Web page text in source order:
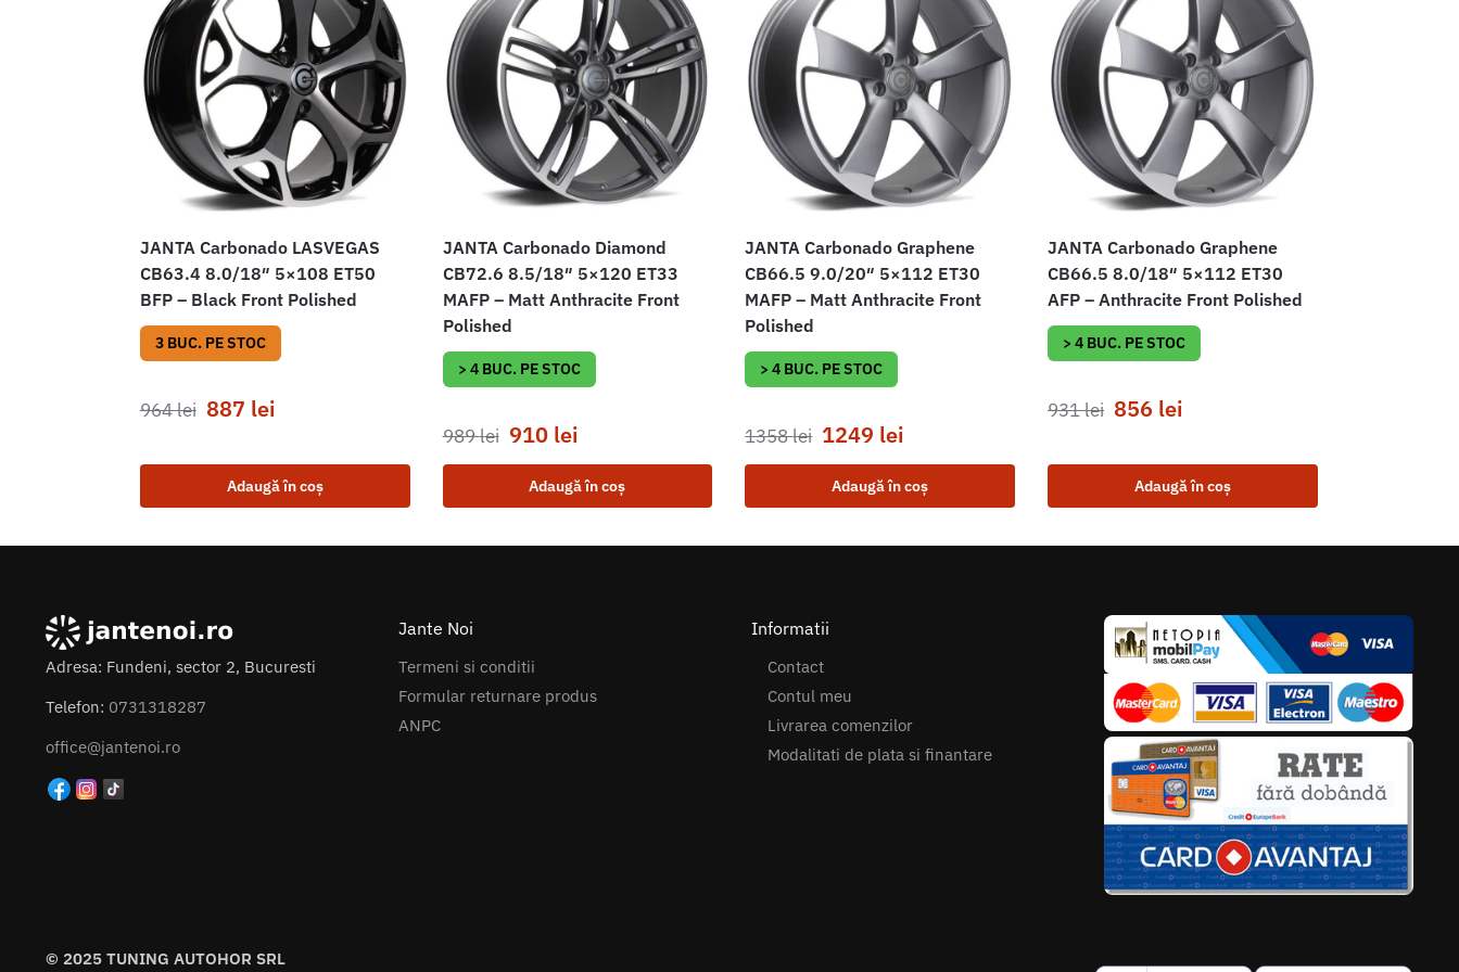
JANTA Carbonado LASVEGAS
CB63.4 8.0/18″ 5×108 ET50
BFP – Black Front Polished
3 BUC. PE STOC
964lei 887 lei
Adaugă în coș
JANTA Carbonado Diamond
CB72.6 8.5/18″ 5×120 ET33
MAFP – Matt Anthracite Front
Polished
> 4 BUC. PE STOC
989lei 910 lei
Adaugă în coș
JANTA Carbonado Graphene
CB66.5 9.0/20″ 5×112 ET30
MAFP – Matt Anthracite Front
Polished
> 4 BUC. PE STOC
1358lei 1249 lei
Adaugă în coș
JANTA Carbonado Graphene
CB66.5 8.0/18″ 5×112 ET30
AFP – Anthracite Front Polished
> 4 BUC. PE STOC
931lei 856 lei
Adaugă în coș
Adresa: Fundeni, sector 2, Bucuresti
Telefon: 0731318287
office@jantenoi.ro
Jante Noi
Termeni si conditii
Formular returnare produs
ANPC
Informatii
Contact
Contul meu
Livrarea comenzilor
Modalitati de plata si finantare
© 2025 TUNING AUTOHOR SRL